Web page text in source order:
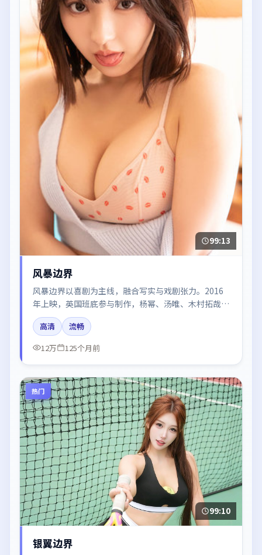
99:13
风暴边界
风暴边界以喜剧为主线，融合写实与戏剧张力。2016
年上映，英国班底参与制作，杨幂、汤唯、木村拓哉在
片中呈现细腻表演，影像风格统一，配乐与剪辑强化了
情绪曲线。
高清
流畅
12万
125个月前
热门
99:10
银翼边界